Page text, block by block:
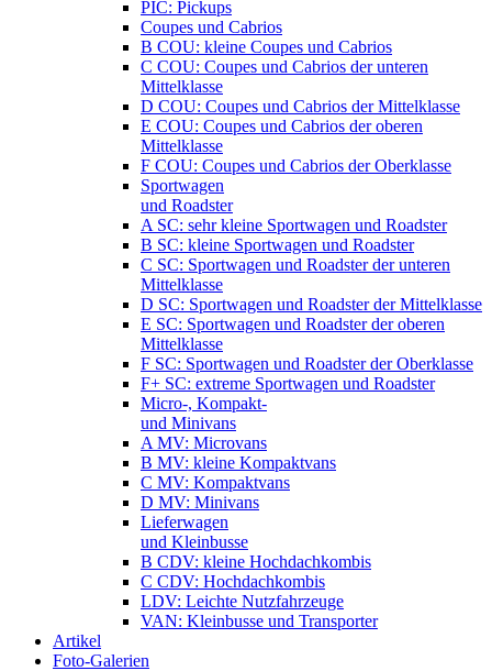
PIC: Pickups
Coupes und Cabrios
B COU: kleine Coupes und Cabrios
C COU: Coupes und Cabrios der unteren
Mittelklasse
D COU: Coupes und Cabrios der Mittelklasse
E COU: Coupes und Cabrios der oberen
Mittelklasse
F COU: Coupes und Cabrios der Oberklasse
Sportwagen
und Roadster
A SC: sehr kleine Sportwagen und Roadster
B SC: kleine Sportwagen und Roadster
C SC: Sportwagen und Roadster der unteren
Mittelklasse
D SC: Sportwagen und Roadster der Mittelklasse
E SC: Sportwagen und Roadster der oberen
Mittelklasse
F SC: Sportwagen und Roadster der Oberklasse
F+ SC: extreme Sportwagen und Roadster
Micro-, Kompakt-
und Minivans
A MV: Microvans
B MV: kleine Kompaktvans
C MV: Kompaktvans
D MV: Minivans
Lieferwagen
und Kleinbusse
B CDV: kleine Hochdachkombis
C CDV: Hochdachkombis
LDV: Leichte Nutzfahrzeuge
VAN: Kleinbusse und Transporter
Artikel
Foto-Galerien